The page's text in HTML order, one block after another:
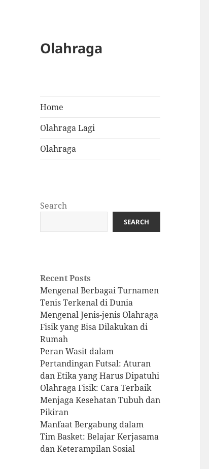
Olahraga
Home
Olahraga Lagi
Olahraga
Search
SEARCH
Recent Posts
Mengenal Berbagai Turnamen
Tenis Terkenal di Dunia
Mengenal Jenis-jenis Olahraga
Fisik yang Bisa Dilakukan di
Rumah
Peran Wasit dalam
Pertandingan Futsal: Aturan
dan Etika yang Harus Dipatuhi
Olahraga Fisik: Cara Terbaik
Menjaga Kesehatan Tubuh dan
Pikiran
Manfaat Bergabung dalam
Tim Basket: Belajar Kerjasama
dan Keterampilan Sosial